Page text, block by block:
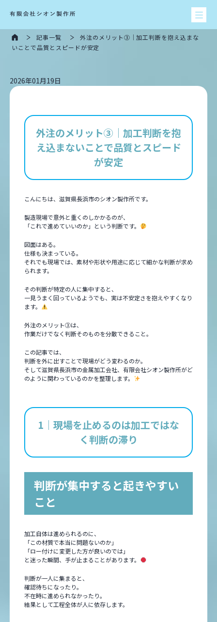
記事一覧
外注のメリット③｜加工判断を抱え込まな
いことで品質とスピードが安定
2026年01月19日
外注のメリット③｜加工判断を抱
え込まないことで品質とスピード
が安定
こんにちは、滋賀県長浜市のシオン製作所です。
製造現場で意外と重くのしかかるのが、
「これで進めていいのか」という判断です。
図面はある。
仕様も決まっている。
それでも現場では、素材や形状や用途に応じて細かな判断が求め
られます。
その判断が特定の人に集中すると、
一見うまく回っているようでも、実は不安定さを抱えやすくなり
ます。
外注のメリット③は、
作業だけでなく判断そのものを分散できること。
この記事では、
判断を外に出すことで現場がどう変わるのか。
そして滋賀県長浜市の金属加工会社、有限会社シオン製作所がど
のように関わっているのかを整理します。
1｜現場を止めるのは加工ではな
く判断の滞り
判断が集中すると起きやすい
こと
加工自体は進められるのに、
「この材質で本当に問題ないのか」
「ロー付けに変更した方が良いのでは」
と迷った瞬間、手が止まることがあります。
判断が一人に集まると、
確認待ちになったり。
不在時に進められなかったり。
結果として工程全体が人に依存します。